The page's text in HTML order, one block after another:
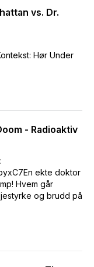
vs. Dr.
Hør Under
- Radioaktiv
ekte doktor
Hvem går
og brudd på